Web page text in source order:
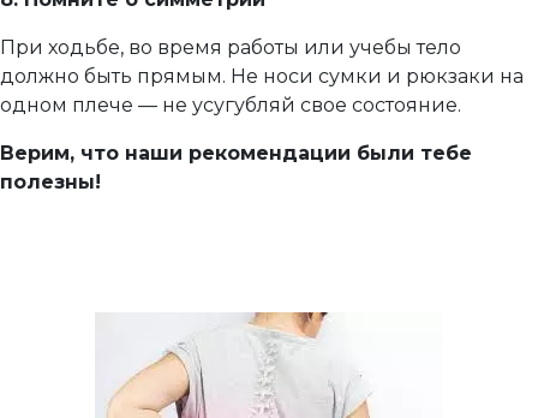
При ходьбе, во время работы или учебы тело
должно быть прямым. Не носи сумки и рюкзаки на
одном плече — не усугубляй свое состояние.
Верим, что наши рекомендации были тебе
полезны!